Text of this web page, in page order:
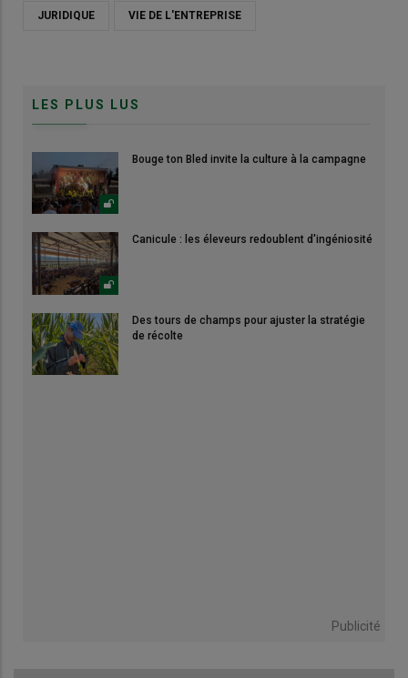
JURIDIQUE VIE DE L'ENTREPRISE
LES PLUS LUS
Bouge ton Bled invite la culture à la campagne
Canicule : les éleveurs redoublent d'ingéniosité
Des tours de champs pour ajuster la stratégie
de récolte
Publicité